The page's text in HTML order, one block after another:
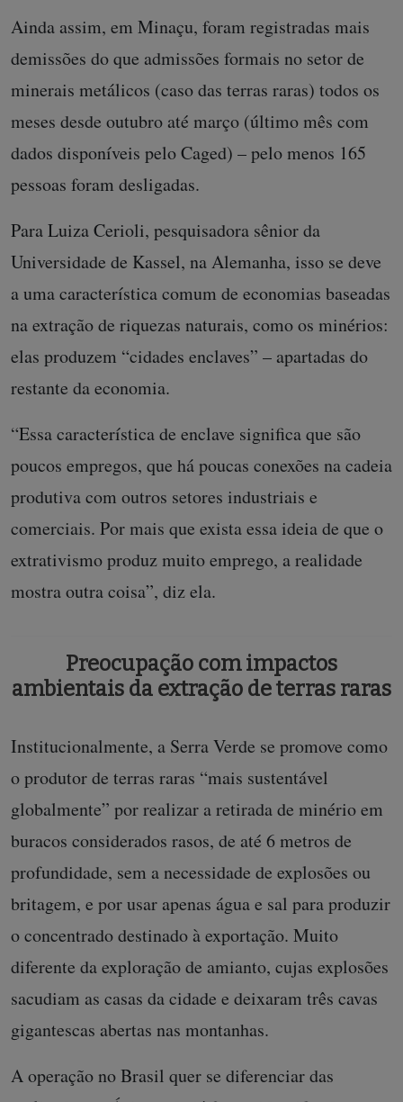
Ainda assim, em Minaçu, foram registradas mais
demissões do que admissões formais no setor de
minerais metálicos (caso das terras raras) todos os
meses desde outubro até março (último mês com
dados disponíveis pelo Caged) – pelo menos 165
pessoas foram desligadas.
Para Luiza Cerioli, pesquisadora sênior da
Universidade de Kassel, na Alemanha, isso se deve
a uma característica comum de economias baseadas
na extração de riquezas naturais, como os minérios:
elas produzem “cidades enclaves” – apartadas do
restante da economia.
“Essa característica de enclave significa que são
poucos empregos, que há poucas conexões na cadeia
produtiva com outros setores industriais e
comerciais. Por mais que exista essa ideia de que o
extrativismo produz muito emprego, a realidade
mostra outra coisa”, diz ela.
Preocupação com impactos
ambientais da extração de terras raras
Institucionalmente, a Serra Verde se promove como
o produtor de terras raras “mais sustentável
globalmente” por realizar a retirada de minério em
buracos considerados rasos, de até 6 metros de
profundidade, sem a necessidade de explosões ou
britagem, e por usar apenas água e sal para produzir
o concentrado destinado à exportação. Muito
diferente da exploração de amianto, cujas explosões
sacudiam as casas da cidade e deixaram três cavas
gigantescas abertas nas montanhas.
A operação no Brasil quer se diferenciar das